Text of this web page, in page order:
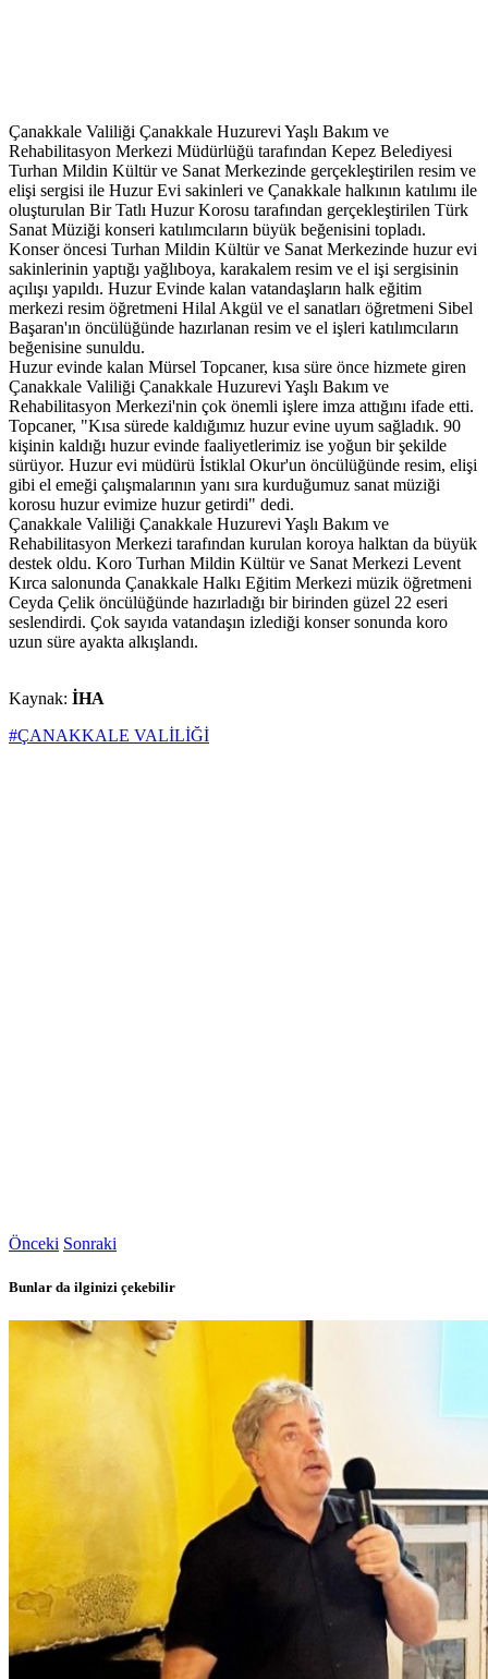
Çanakkale Valiliği Çanakkale Huzurevi Yaşlı Bakım ve
Rehabilitasyon Merkezi Müdürlüğü tarafından Kepez Belediyesi
Turhan Mildin Kültür ve Sanat Merkezinde gerçekleştirilen resim ve
elişi sergisi ile Huzur Evi sakinleri ve Çanakkale halkının katılımı ile
oluşturulan Bir Tatlı Huzur Korosu tarafından gerçekleştirilen Türk
Sanat Müziği konseri katılımcıların büyük beğenisini topladı.
Konser öncesi Turhan Mildin Kültür ve Sanat Merkezinde huzur evi
sakinlerinin yaptığı yağlıboya, karakalem resim ve el işi sergisinin
açılışı yapıldı. Huzur Evinde kalan vatandaşların halk eğitim
merkezi resim öğretmeni Hilal Akgül ve el sanatları öğretmeni Sibel
Başaran'ın öncülüğünde hazırlanan resim ve el işleri katılımcıların
beğenisine sunuldu.
Huzur evinde kalan Mürsel Topcaner, kısa süre önce hizmete giren
Çanakkale Valiliği Çanakkale Huzurevi Yaşlı Bakım ve
Rehabilitasyon Merkezi'nin çok önemli işlere imza attığını ifade etti.
Topcaner, "Kısa sürede kaldığımız huzur evine uyum sağladık. 90
kişinin kaldığı huzur evinde faaliyetlerimiz ise yoğun bir şekilde
sürüyor. Huzur evi müdürü İstiklal Okur'un öncülüğünde resim, elişi
gibi el emeği çalışmalarının yanı sıra kurduğumuz sanat müziği
korosu huzur evimize huzur getirdi" dedi.
Çanakkale Valiliği Çanakkale Huzurevi Yaşlı Bakım ve
Rehabilitasyon Merkezi tarafından kurulan koroya halktan da büyük
destek oldu. Koro Turhan Mildin Kültür ve Sanat Merkezi Levent
Kırca salonunda Çanakkale Halkı Eğitim Merkezi müzik öğretmeni
Ceyda Çelik öncülüğünde hazırladığı bir birinden güzel 22 eseri
seslendirdi. Çok sayıda vatandaşın izlediği konser sonunda koro
uzun süre ayakta alkışlandı.
Kaynak: İHA
#ÇANAKKALE VALİLİĞİ
Önceki Sonraki
Bunlar da ilginizi çekebilir